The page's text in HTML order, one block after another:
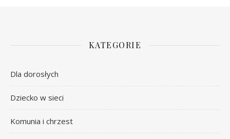
KATEGORIE
Dla dorosłych
Dziecko w sieci
Komunia i chrzest